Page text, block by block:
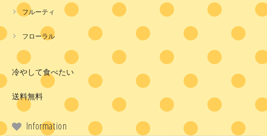
フルーティ
フローラル
冷やして食べたい
送料無料
Information